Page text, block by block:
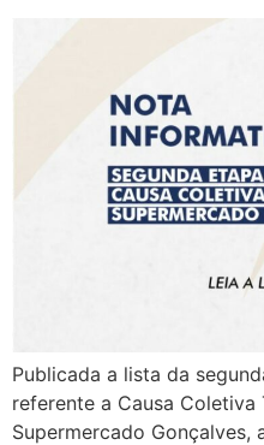
Publicada a lista da
referente a Causa Coletiva
Supermercado Gonçalves,